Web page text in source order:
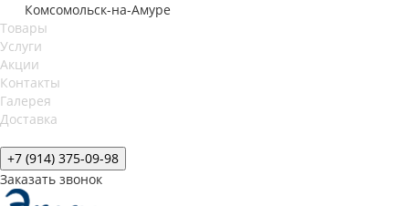
Комсомольск-на-Амуре
Товары
Услуги
Акции
Контакты
Галерея
Доставка
+7 (914) 375-09-98
Заказать звонок